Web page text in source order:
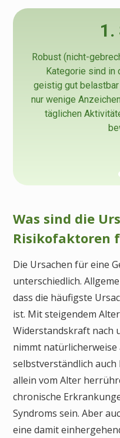
Robust (nicht-
Kategorie sind in
geistig gut belastbar
nur wenige
täglichen
Was sind die
Risikofaktoren
Die Ursachen für eine
unterschiedlich.
dass die häufigste
ist. Mit steigendem
Widerstandskraft nach
nimmt natürlicherweise
selbstverständlich
allein vom Alter
chronische
Syndroms sein. Aber
eine damit